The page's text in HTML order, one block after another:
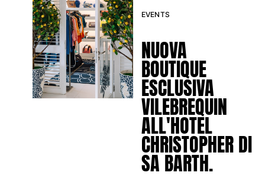
Classico stretch
Classico ultraleggero
Costumi da bagno Ricamati
Rashguard
Costumi da bagno magici
Vedi tutti i Costumi da bagno
Abbigliamento
EVENTS
NUOVA
BOUTIQUE
ESCLUSIVA
VILEBREQUIN
ALL'HOTEL
CHRISTOPHER DI
SA BARTH.